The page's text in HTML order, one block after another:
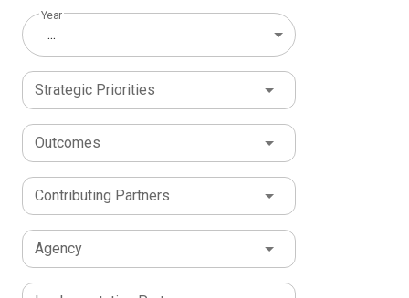
Year
...
Strategic Priorities
Outcomes
Contributing Partners
Agency